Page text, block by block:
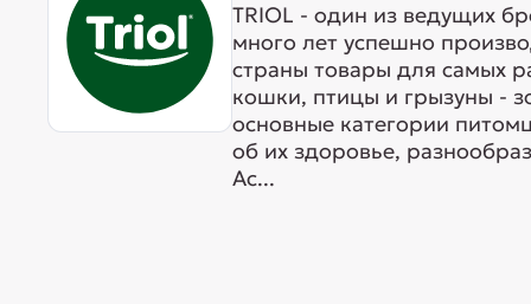
TRIOL - один из ведущих
много лет успешно
страны товары для самых
кошки, птицы и грызуны -
основные категории
об их здоровье,
Ас...